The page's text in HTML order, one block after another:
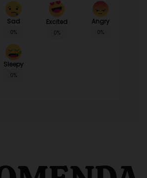
Sad
0%
Excited
0%
Angry
0%
Sleepy
0%